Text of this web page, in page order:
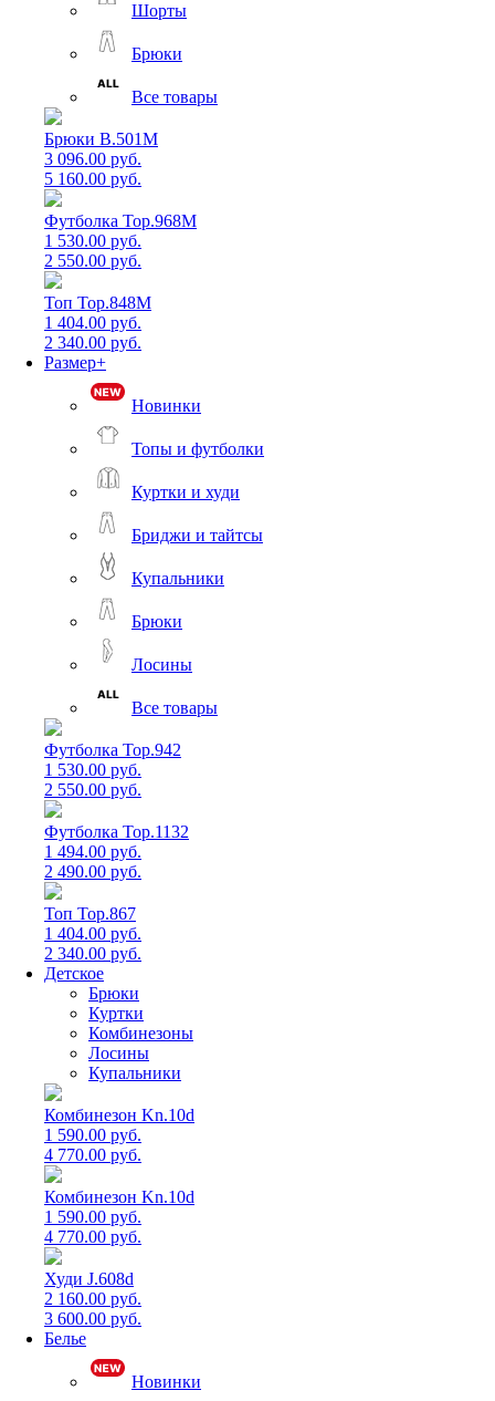
Шорты
Брюки
Все товары
Брюки B.501M
3 096.00 руб.
5 160.00 руб.
Футболка Top.968M
1 530.00 руб.
2 550.00 руб.
Топ Top.848M
1 404.00 руб.
2 340.00 руб.
Размер+
Новинки
Топы и футболки
Куртки и худи
Бриджи и тайтсы
Купальники
Брюки
Лосины
Все товары
Футболка Top.942
1 530.00 руб.
2 550.00 руб.
Футболка Top.1132
1 494.00 руб.
2 490.00 руб.
Топ Top.867
1 404.00 руб.
2 340.00 руб.
Детское
Брюки
Куртки
Комбинезоны
Лосины
Купальники
Комбинезон Kn.10d
1 590.00 руб.
4 770.00 руб.
Комбинезон Kn.10d
1 590.00 руб.
4 770.00 руб.
Худи J.608d
2 160.00 руб.
3 600.00 руб.
Белье
Новинки